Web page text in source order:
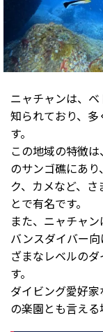
ニャチャンは、
知られており、
す。
この地域の特徴
のサンゴ礁にあ
ク、カメなど、
とで有名です。
また、ニャチャ
バンスダイバー
ざまなレベルの
す。
ダイビング愛好
の楽園とも言える